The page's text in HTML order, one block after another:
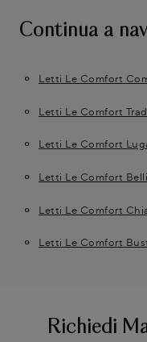
Continua a
Letti Le Comfort
Letti Le Comfort
Letti Le Comfort
Letti Le Comfort
Letti Le Comfort
Letti Le Comfort
Richiedi